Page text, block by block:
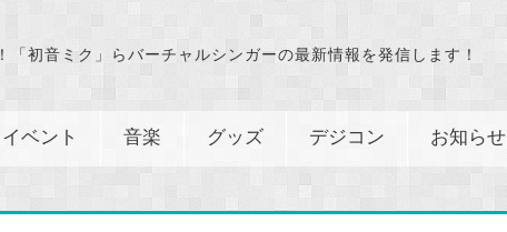
「初音ミク」らバーチャルシンガーの最新情報を発信します！
イベント 音楽 グッズ デジコン お知らせ